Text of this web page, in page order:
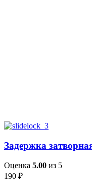
Задержка
Оценка 5.00 из 5
190 ₽